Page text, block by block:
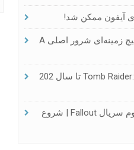
چرا دکتر دووم بدون هیچ زمینه‌ای شرور اصلی A
عرضه بازی Tomb Raider: Catalyst تا سال 202
اولین تصاویر فصل سوم سریال Fallout | شروع